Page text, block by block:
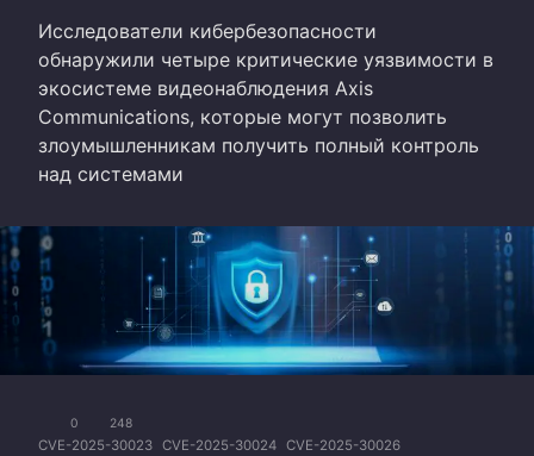
Исследователи кибербезопасности
обнаружили четыре критические уязвимости в
экосистеме видеонаблюдения Axis
Communications, которые могут позволить
злоумышленникам получить полный контроль
над системами
0 248
CVE-2025-30023 CVE-2025-30024 CVE-2025-30026